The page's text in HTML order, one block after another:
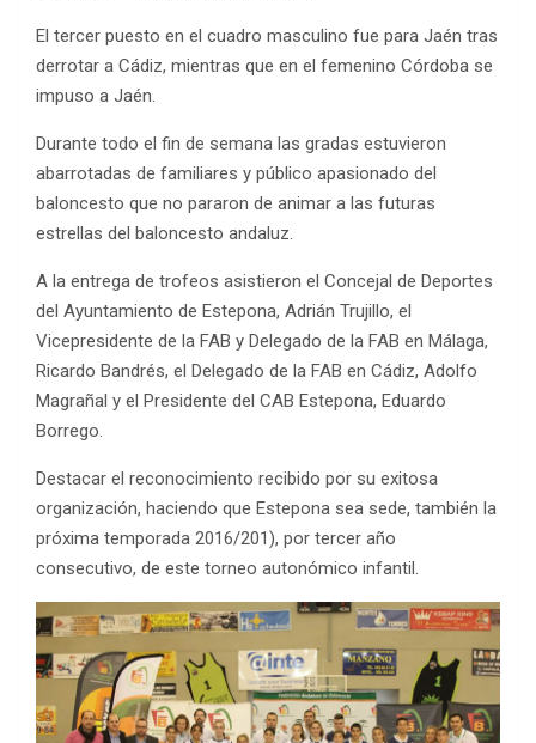
El tercer puesto en el cuadro masculino fue para Jaén tras
derrotar a Cádiz, mientras que en el femenino Córdoba se
impuso a Jaén.
Durante todo el fin de semana las gradas estuvieron
abarrotadas de familiares y público apasionado del
baloncesto que no pararon de animar a las futuras
estrellas del baloncesto andaluz.
A la entrega de trofeos asistieron el Concejal de Deportes
del Ayuntamiento de Estepona, Adrián Trujillo, el
Vicepresidente de la FAB y Delegado de la FAB en Málaga,
Ricardo Bandrés, el Delegado de la FAB en Cádiz, Adolfo
Magrañal y el Presidente del CAB Estepona, Eduardo
Borrego.
Destacar el reconocimiento recibido por su exitosa
organización, haciendo que Estepona sea sede, también la
próxima temporada 2016/201), por tercer año
consecutivo, de este torneo autonómico infantil.